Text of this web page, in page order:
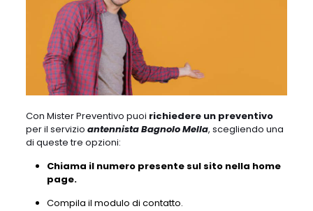
Con Mister Preventivo puoi richiedere un preventivo
per il servizio antennista Bagnolo Mella, scegliendo una
di queste tre opzioni:
Chiama il numero presente sul sito nella home
page.
Compila il modulo di contatto.